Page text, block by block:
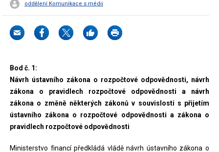
oddělení Komunikace s médii
Bod č. 1:
Návrh ústavního zákona o rozpočtové odpovědnosti, návrh
zákona o pravidlech rozpočtové odpovědnosti a návrh
zákona o změně některých zákonů v souvislosti s přijetím
ústavního zákona o rozpočtové odpovědnosti a zákona o
pravidlech rozpočtové odpovědnosti
Ministerstvo financí předkládá vládě návrh ústavního zákona o